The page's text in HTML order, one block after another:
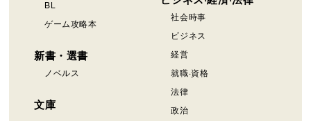
BL
ゲーム攻略本
新書・選書
ノベルス
文庫
社会時事
ビジネス
経営
就職·資格
法律
政治